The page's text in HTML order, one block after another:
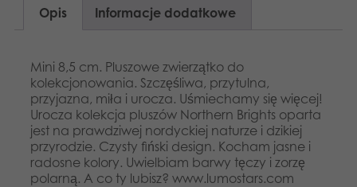
Norsk
Opis Informacje dodatkowe
Mini 8,5 cm. Pluszowe zwierzątko do
kolekcjonowania. Szczęśliwa, przytulna,
przyjazna, miła i urocza. Uśmiechamy się więcej!
Urocza kolekcja pluszów Northern Brights oparta
jest na prawdziwej nordyckiej naturze i dzikiej
przyrodzie. Czysty fiński design. Kocham jasne i
radosne kolory. Uwielbiam barwy tęczy i zorzę
polarną. A co ty lubisz? www.lumostars.com